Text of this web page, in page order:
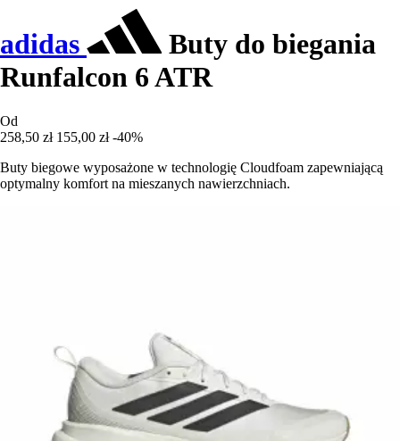
adidas
Buty do biegania
Runfalcon 6 ATR
Od
258,50 zł 155,00 zł -40%
Buty biegowe wyposażone w technologię Cloudfoam zapewniającą
optymalny komfort na mieszanych nawierzchniach.